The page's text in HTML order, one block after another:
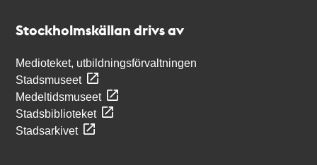
Stockholmskällan drivs av
Medioteket, utbildningsförvaltningen
Stadsmuseet
Medeltidsmuseet
Stadsbiblioteket
Stadsarkivet